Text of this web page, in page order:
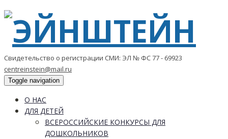
Свидетельство о регистрации СМИ: ЭЛ № ФС 77 - 69923
centreinstein@mail.ru
Toggle navigation
О НАС
ДЛЯ ДЕТЕЙ
ВСЕРОССИЙСКИЕ КОНКУРСЫ ДЛЯ
ДОШКОЛЬНИКОВ